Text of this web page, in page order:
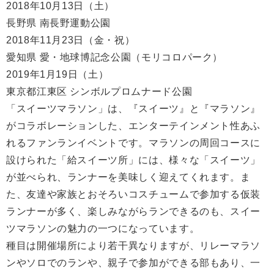
2018年10月13日（土）
長野県 南長野運動公園
2018年11月23日（金・祝）
愛知県 愛・地球博記念公園（モリコロパーク）
2019年1月19日（土）
東京都江東区 シンボルプロムナード公園
「スイーツマラソン」は、『スイーツ』と『マラソン』
がコラボレーションした、エンターテインメント性あふ
れるファンランイベントです。マラソンの周回コースに
設けられた「給スイーツ所」には、様々な「スイーツ」
が並べられ、ランナーを美味しく迎えてくれます。ま
た、友達や家族とおそろいコスチュームで参加する仮装
ランナーが多く、楽しみながらランできるのも、スイー
ツマラソンの魅力の一つになっています。
種目は開催場所により若干異なりますが、リレーマラソ
ンやソロでのランや、親子で参加ができる部もあり、一